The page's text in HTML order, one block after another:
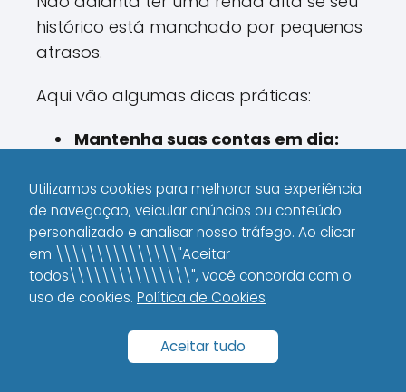
histórico está manchado por pequenos
atrasos.
Aqui vão algumas dicas práticas:
Mantenha suas contas em dia:
vencimento é essencial.
Reduza gastos desnecessários:
Isso ajuda a manter seu limite de
crédito utilizado sempre baixo.
transparente com seu banco:
possível, converse com seu gerente
Utilizamos cookies para melhorar sua experiência
de navegação, veicular anúncios ou conteúdo
personalizado e analisar nosso tráfego. Ao clicar
em \\\\\\\\\\\\\\\"Aceitar
todos\\\\\\\\\\\\\\\", você concorda com o
uso de cookies. Política de Cookies
Aceitar tudo